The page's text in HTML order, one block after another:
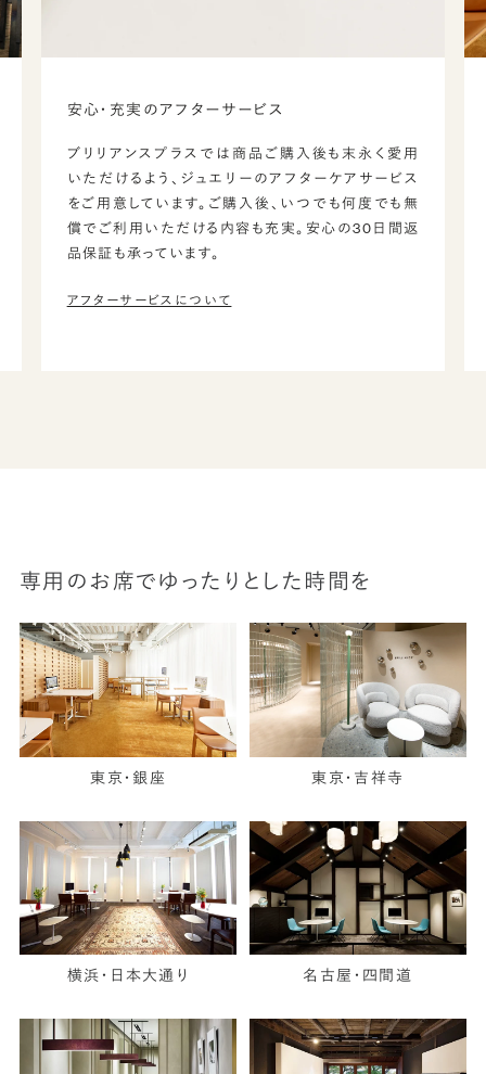
安心・充実のアフターサービス
ブリリアンスプラスでは商品ご購入後も末永く愛用
いただけるよう、ジュエリーのアフターケアサービス
をご用意しています。ご購入後、いつでも何度でも無
償でご利用いただける内容も充実。安心の30日間返
品保証も承っています。
アフターサービスについて
専用のお席でゆったりとした時間を
東京・銀座 東京・吉祥寺
横浜・日本大通り 名古屋・四間道